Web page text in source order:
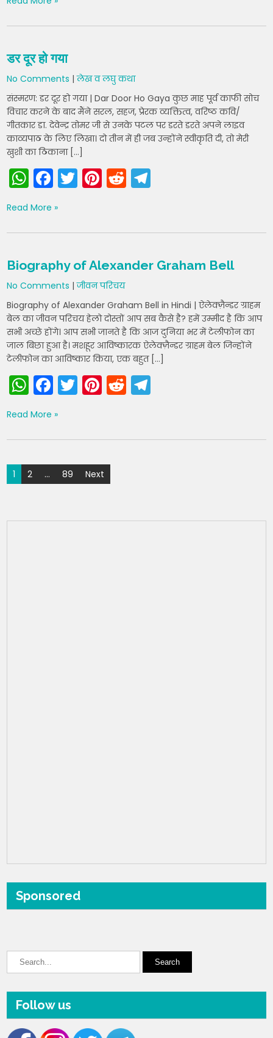
a
ts
A
p
p
c
e
b
o
o
k
er e di gr
डर दूर हो गया
No Comments |लेख व लघु कथा
संस्मरण: डर दूर हो गया | Dar Door Ho Gaya कुछ माह पूर्व काफी सोच
विचार करने के बाद मैंने सरल, सहज, प्रेरक व्यक्तित्व, वरिष्ठ कवि/
गीतकार डा. देवेन्द्र तोमर जी से उनके पटल पर डरते डरते अपने लाइव
काव्यपाठ के लिए लिखा। दो तीन में ही जब उन्होंने स्वीकृति दी, तो मेरी
खुशी का ठिकाना […]
W
h
a
ts
A
p
p
F
a
c
e
b
o
o
k
T
w
er
Pi
nt
e
st
R
e
di
t
gr
a
m
Read More »
Biography of Alexander Graham Bell
No Comments |जीवन परिचय
Biography of Alexander Graham Bell in Hindi | ऐलेक्ज़ैन्डर ग्राहम
बेल का जीवन परिचय हेलो दोस्तों आप सब कैसे है? हमें उम्मीद है कि आप
सभी अच्छे होंगे। आप सभी जानते है कि आज दुनिया भर में टेलीफोन का
जाल बिछा हुआ है। मशहूर आविष्कारक ऐलेक्ज़ैन्डर ग्राहम बेल जिन्होंने
टेलीफोन का आविष्कार किया, एक बहुत […]
W
h
a
ts
A
p
F
a
c
e
b
o
k
T
w
er
Pi
nt
e
st
R
e
di gr
Read More »
Posts
pagination
1 2 … 89 Next
Sponsored
Follow us